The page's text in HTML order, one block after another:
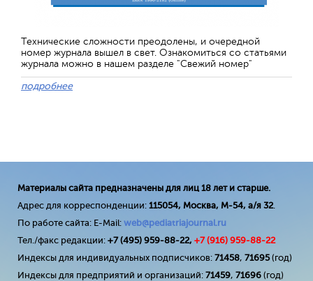
Технические сложности преодолены, и очередной
номер журнала вышел в свет. Ознакомиться со статьями
журнала можно в нашем разделе "Свежий номер"
подробнее
Материалы сайта предназначены для лиц 18 лет и старше.
Адрес для корреспонденции: 115054, Москва, М-54, а/я 32.
По работе сайта: E-Mail: web@pediatriajournal.ru
Тел./факс редакции: +7 (495) 959-88-22, +7 (916) 959-88-22
Индексы для индивидуальных подписчиков: 71458, 71695(год)
Индексы для предприятий и организаций: 71459, 71696 (год)